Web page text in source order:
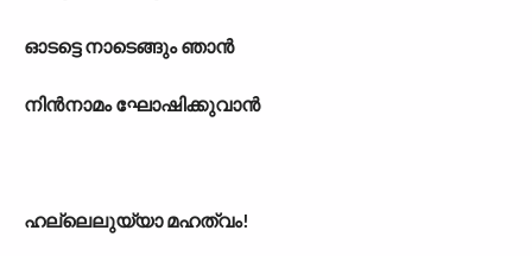
ഓടട്ടെ നാടെങ്ങും ഞാൻ
നിൻനാമം ഘോഷിക്കുവാൻ
ഹല്ലെലുയ്യാ മഹത്വം!